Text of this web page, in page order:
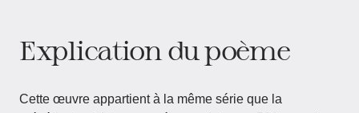
Explication du poème
Cette œuvre appartient à la même série que la